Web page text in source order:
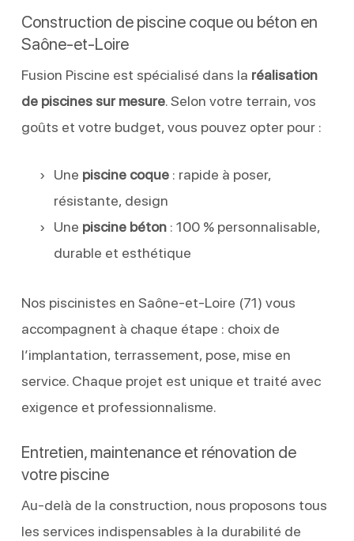
Construction de piscine coque ou béton en
Saône-et-Loire
Fusion Piscine est spécialisé dans la réalisation
de piscines sur mesure. Selon votre terrain, vos
goûts et votre budget, vous pouvez opter pour :
Une piscine coque: rapide à poser,
résistante, design
Une piscine béton: 100 % personnalisable,
durable et esthétique
Nos piscinistes en Saône-et-Loire (71) vous
accompagnent à chaque étape : choix de
l’implantation, terrassement, pose, mise en
service. Chaque projet est unique et traité avec
exigence et professionnalisme.
Entretien, maintenance et rénovation de
votre piscine
Au-delà de la construction, nous proposons tous
les services indispensables à la durabilité de